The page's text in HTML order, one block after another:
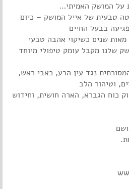
על המושק האמיתי…
טבעית של אייל המושק – כיום
בבעל החיים
שנים כשיקוי אהבה טבעי
שלנו מקבל עומק טיפולי מיוחד
נגד עין הרע, כאבי ראש,
וטיהור הלב
כוח הגברא, הארה חושית, וחידוש